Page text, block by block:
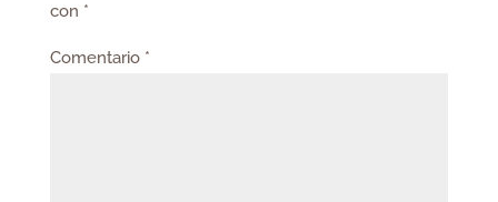
con *
Comentario *